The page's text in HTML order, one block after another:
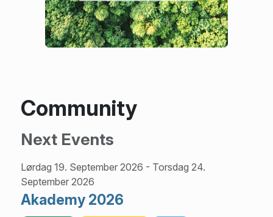
Community
Next Events
Lørdag 19. September 2026 - Torsdag 24.
September 2026
Akademy 2026